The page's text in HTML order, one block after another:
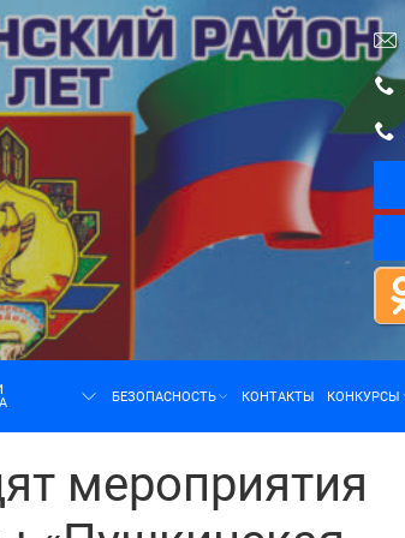
БЕЗОПАСНОСТЬ КОНТАКТЫ КОНКУРСЫ
мероприятия